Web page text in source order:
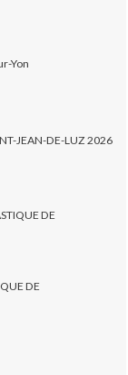
Yon
JEAN-DE-LUZ 2026
DE
DE